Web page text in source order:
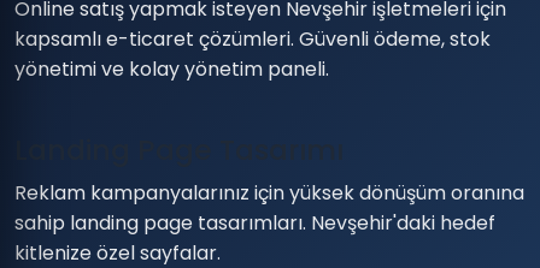
Online satış yapmak isteyen Nevşehir işletmeleri için
kapsamlı e-ticaret çözümleri. Güvenli ödeme, stok
yönetimi ve kolay yönetim paneli.
Reklam kampanyalarınız için yüksek dönüşüm oranına
sahip landing page tasarımları. Nevşehir'daki hedef
kitlenize özel sayfalar.